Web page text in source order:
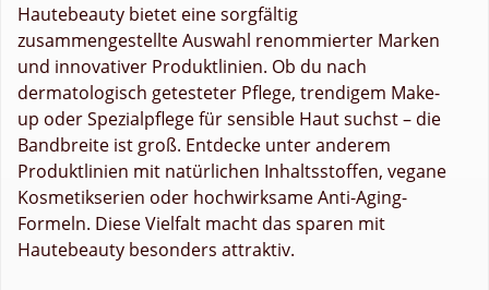
Hautebeauty bietet eine sorgfältig
zusammengestellte Auswahl renommierter Marken
und innovativer Produktlinien. Ob du nach
dermatologisch getesteter Pflege, trendigem Make-
up oder Spezialpflege für sensible Haut suchst – die
Bandbreite ist groß. Entdecke unter anderem
Produktlinien mit natürlichen Inhaltsstoffen, vegane
Kosmetikserien oder hochwirksame Anti-Aging-
Formeln. Diese Vielfalt macht das sparen mit
Hautebeauty besonders attraktiv.